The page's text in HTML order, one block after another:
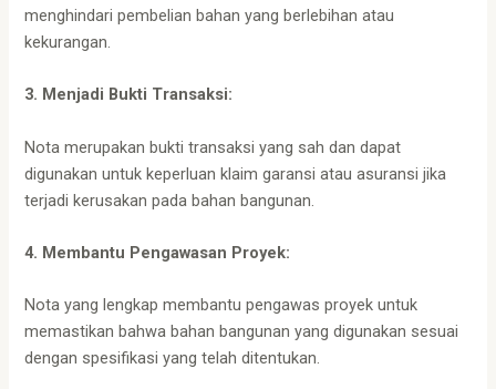
menghindari pembelian bahan yang berlebihan atau
kekurangan.
3. Menjadi Bukti Transaksi:
Nota merupakan bukti transaksi yang sah dan dapat
digunakan untuk keperluan klaim garansi atau asuransi jika
terjadi kerusakan pada bahan bangunan.
4. Membantu Pengawasan Proyek:
Nota yang lengkap membantu pengawas proyek untuk
memastikan bahwa bahan bangunan yang digunakan sesuai
dengan spesifikasi yang telah ditentukan.